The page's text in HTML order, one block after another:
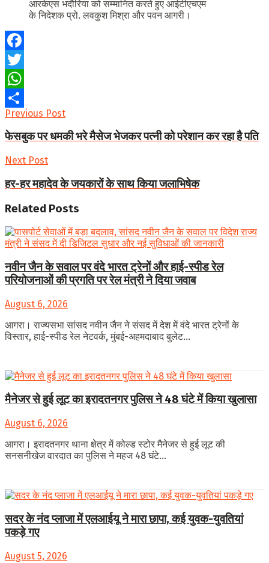
आरकेएस भदौरिया को सम्मानित करते हुए आईटीएचएम
के निदेशक प्रो. लवकुश मिश्रा और पवन आगरी।
Facebook
Twitter
WhatsApp
Share
Previous Post
फेसबुक पर धमकी भरे मैसेज भेजकर पत्नी को परेशान कर रहा है पति
Next Post
हर-हर महादेव के जयकारों के साथ किया जलाभिषेक
Related Posts
नवीन जैन के सवाल पर वंदे भारत ट्रेनों और हाई-स्पीड रेल
परियोजनाओं की प्रगति पर रेल मंत्री ने दिया जवाब
August 6, 2026
आगरा। राज्यसभा सांसद नवीन जैन ने संसद में देश में वंदे भारत ट्रेनों के
विस्तार, हाई-स्पीड रेल नेटवर्क, मुंबई-अहमदाबाद बुलेट...
मैनेजर से हुई लूट का इरादतनगर पुलिस ने 48 घंटे में किया खुलासा
August 6, 2026
आगरा। इरादतनगर थाना क्षेत्र में कोल्ड स्टोर मैनेजर से हुई लूट की
सनसनीखेज वारदात का पुलिस ने महज 48 घंटे...
सदर के नंद प्लाजा में एलआईयू ने मारा छापा, कई युवक-युवतियां
पकड़े गए
August 5, 2026